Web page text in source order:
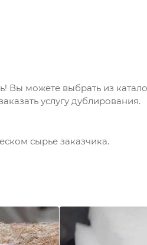
Вы можете выбрать из
услугу дублирования.
сырье заказчика.